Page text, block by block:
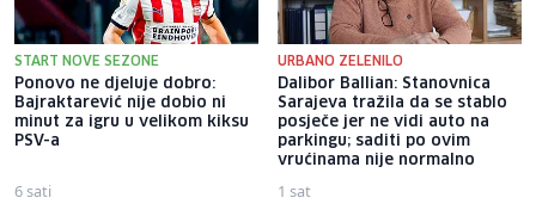
START NOVE SEZONE
Ponovo ne djeluje dobro:
Bajraktarević nije dobio ni
minut za igru u velikom kiksu
PSV-a
6 sati
URBANO ZELENILO
Dalibor Ballian: Stanovnica
Sarajeva tražila da se stablo
posječe jer ne vidi auto na
parkingu; saditi po ovim
vrućinama nije normalno
1 sat